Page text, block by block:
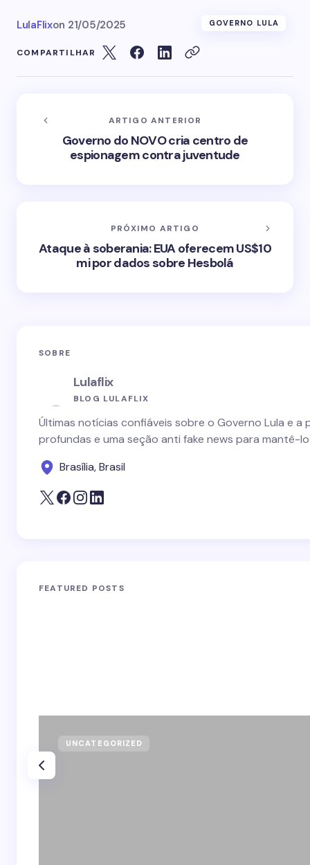
LulaFlixon 21/05/2025 GOVERNO LULA
COMPARTILHAR
ARTIGO ANTERIOR
Governo do NOVO cria centro de
espionagem contra juventude
PRÓXIMO ARTIGO
Ataque à soberania: EUA oferecem US$10
mi por dados sobre Hesbolá
SOBRE
Lulaflix
BLOG LULAFLIX
Últimas notícias confiáveis sobre o Governo Lula e
profundas e uma seção anti fake news para mantê-
Brasília, Brasil
FEATURED POSTS
UNCATEGORIZED